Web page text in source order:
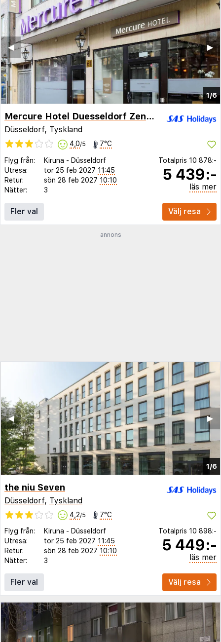
1/6
▶︎
◀︎
Mercure Hotel Duesseldorf Zentrum
Düsseldorf, Tyskland
4,0/5 7°C
Flyg från: Kiruna - Düsseldorf
Utresa:
tor 25 feb 2027 11:45
Retur:
sön 28 feb 2027 10:10
Nätter:
3
Totalpris 10 878:-
5 439:-
läs mer
Fler val Välj resa
annons
1/6
▶︎
◀︎
the niu Seven
Düsseldorf, Tyskland
4,2/5 7°C
Flyg från: Kiruna - Düsseldorf
Utresa:
tor 25 feb 2027 11:45
Retur:
sön 28 feb 2027 10:10
Nätter:
3
Totalpris 10 898:-
5 449:-
läs mer
Fler val Välj resa